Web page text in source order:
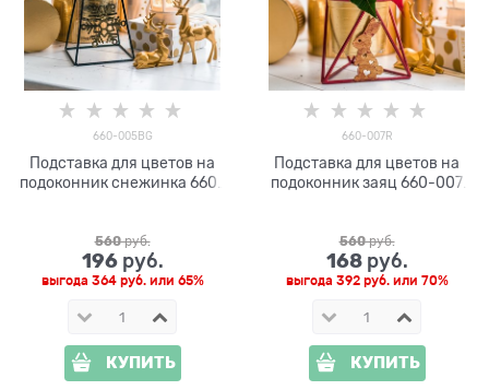
660-005BG
Подставка для цветов на
подоконник снежинка 660-
560 руб.
196 руб.
выгода 364 руб.или 65%
КУПИТЬ
660-007R
Подставка для цветов на
подоконник заяц 660-007
560 руб.
168 руб.
выгода 392 руб.или 70%
КУПИТЬ